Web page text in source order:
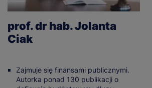
prof. dr hab. Jolanta
Ciak
Zajmuje się finansami publicznymi.
Autorka ponad 130 publikacji o